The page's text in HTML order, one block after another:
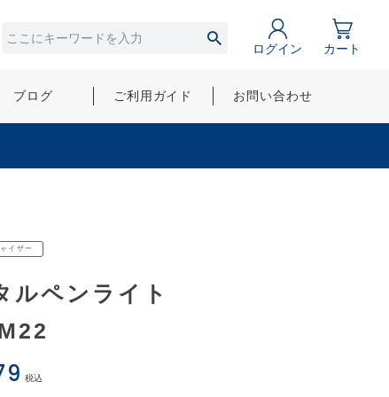
ログイン カート
ブログ ご利用ガイド お問い合わせ
イザー
ルペンライト
税込